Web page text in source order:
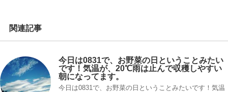
関連記事
今日は0831で、お野菜の日ということみたい
です！気温が、20℃雨は止んで収穫しやすい
朝になってます。
今日は0831で、お野菜の日ということみたいです！気温